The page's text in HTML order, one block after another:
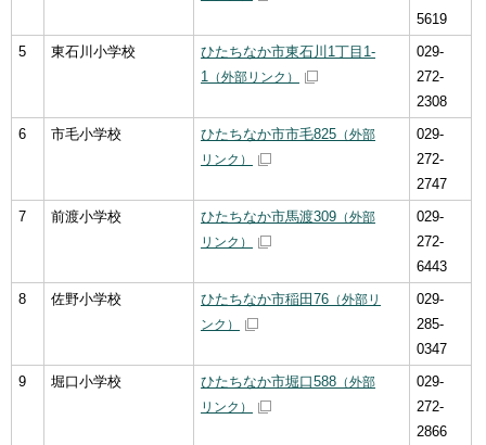
5619
5
東石川小学校
ひたちなか市東石川1丁目1-
1
（外部リンク）
029-
272-
2308
6
市毛小学校 ひたちなか市市毛825 （外部
リンク）
029-
272-
2747
7
前渡小学校 ひたちなか市馬渡309 （外部
リンク）
029-
272-
6443
8
佐野小学校 ひたちなか市稲田76 （外部リ
ンク）
029-
285-
0347
9
堀口小学校 ひたちなか市堀口588 （外部
リンク）
029-
272-
2866